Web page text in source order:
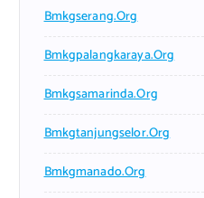
Bmkgserang.org
Bmkgpalangkaraya.org
Bmkgsamarinda.org
Bmkgtanjungselor.org
Bmkgmanado.org